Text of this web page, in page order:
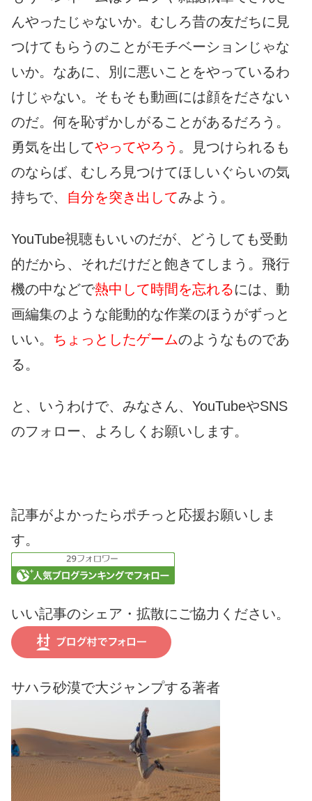
んやったじゃないか。むしろ昔の友だちに見
つけてもらうのことがモチベーションじゃな
いか。なあに、別に悪いことをやっているわ
けじゃない。そもそも動画には顔をださない
のだ。何を恥ずかしがることがあるだろう。
勇気を出してやってやろう 。見つけられるも
のならば、むしろ見つけてほしいぐらいの気
持ちで、 自分を突き出してみよう。
YouTube視聴もいいのだが、どうしても受動
的だから、それだけだと飽きてしまう。飛行
機の中などで熱中して時間を忘れるには、動
画編集のような能動的な作業のほうがずっと
いい。 ちょっとしたゲームのようなものであ
る。
と、いうわけで、みなさん、YouTubeやSNS
のフォロー、よろしくお願いします。
記事がよかったらポチっと応援お願いしま
す。
いい記事のシェア・拡散にご協力ください。
サハラ砂漠で大ジャンプする著者